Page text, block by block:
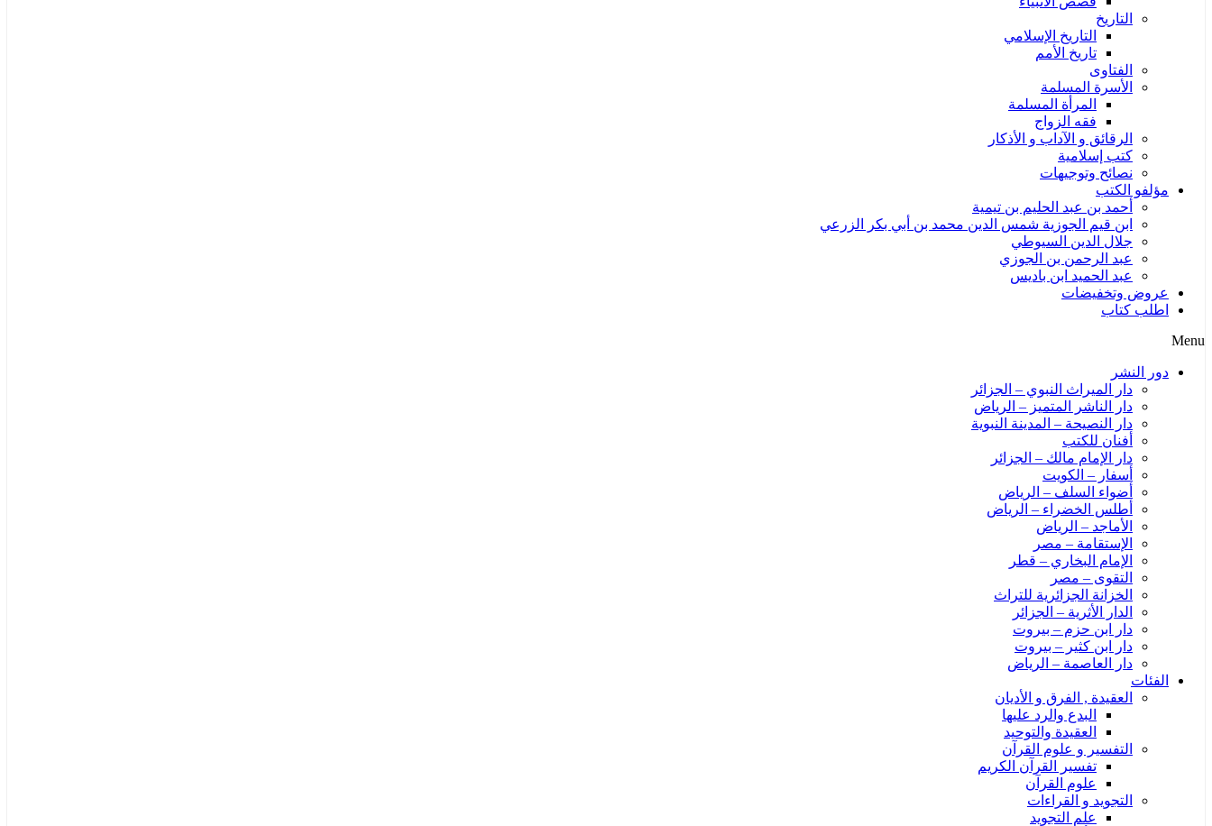
التاريخ
التاريخ الإسلامي
تاريخ الأمم
الفتاوى
الأسرة المسلمة
المرأة المسلمة
فقه الزواج
الرقائق و الآداب و الأذكار
كتب إسلامية
نصائح وتوجيهات
مؤلفو الكتب
أحمد بن عبد الحليم بن تيمية
ابن قيم الجوزية شمس الدين محمد بن أبي بكر الزرعي
جلال الدين السيوطي
عبد الرحمن بن الجوزي
عبد الحميد ابن باديس
عروض وتخفيضات
اطلب كتاب
Menu
دور النشر
دار الميراث النبوي – الجزائر
دار الناشر المتميز – الرياض
دار النصيحة – المدينة النبوية
أفنان للكتب
دار الإمام مالك – الجزائر
أسفار – الكويت
أضواء السلف – الرياض
أطلس الخضراء – الرياض
الأماجد – الرياض
الإستقامة – مصر
الإمام البخاري – قطر
التقوى – مصر
الخزانة الجزائرية للتراث
الدار الأثرية – الجزائر
دار ابن حزم – بيروت
دار ابن كثير – بيروت
دار العاصمة – الرياض
الفئات
العقيدة , الفرق و الأديان
البدع والرد عليها
العقيدة والتوحيد
التفسير و علوم القرآن
تفسير القرآن الكريم
علوم القرآن
التجويد و القراءات
علم التجويد